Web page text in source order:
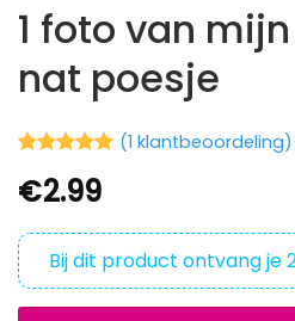
1 foto van
nat poesje
5op 5
gebaseerd
klantbeoordelingen
(1 klantbeoordeling)
€2.99
Bij dit product ontvang je